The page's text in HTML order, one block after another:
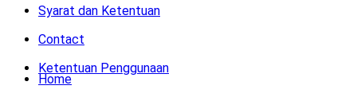
Syarat dan Ketentuan
Contact
Ketentuan Penggunaan
Home